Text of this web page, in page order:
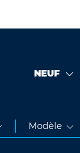
NEUF
Modèle